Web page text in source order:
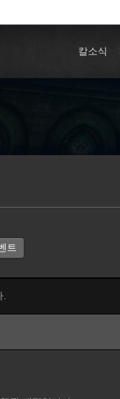
칼소식
트
.